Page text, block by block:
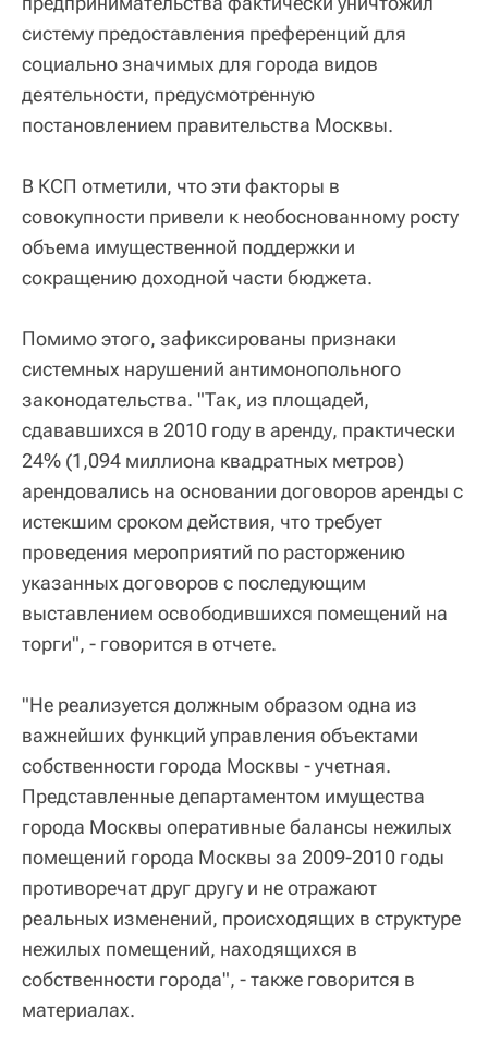
систему предоставления преференций для
социально значимых для города видов
деятельности, предусмотренную
постановлением правительства Москвы.
В КСП отметили, что эти факторы в
совокупности привели к необоснованному росту
объема имущественной поддержки и
сокращению доходной части бюджета.
Помимо этого, зафиксированы признаки
системных нарушений антимонопольного
законодательства. "Так, из площадей,
сдававшихся в 2010 году в аренду, практически
24% (1,094 миллиона квадратных метров)
арендовались на основании договоров аренды с
истекшим сроком действия, что требует
проведения мероприятий по расторжению
указанных договоров с последующим
выставлением освободившихся помещений на
торги", - говорится в отчете.
"Не реализуется должным образом одна из
важнейших функций управления объектами
собственности города Москвы - учетная.
Представленные департаментом имущества
города Москвы оперативные балансы нежилых
помещений города Москвы за 2009-2010 годы
противоречат друг другу и не отражают
реальных изменений, происходящих в структуре
нежилых помещений, находящихся в
собственности города", - также говорится в
материалах.